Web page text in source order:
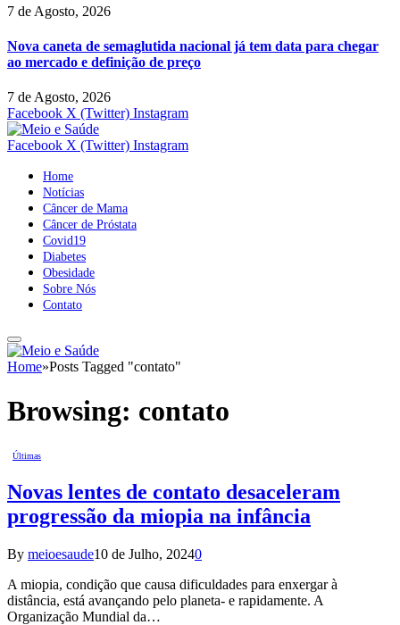
7 de Agosto, 2026
Nova caneta de semaglutida nacional já tem data para chegar
ao mercado e definição de preço
7 de Agosto, 2026
Facebook X (Twitter) Instagram
Facebook X (Twitter) Instagram
Home
Notícias
Câncer de Mama
Câncer de Próstata
Covid19
Diabetes
Obesidade
Sobre Nós
Contato
Home»Posts Tagged "contato"
Browsing: contato
Últimas
Novas lentes de contato desaceleram
progressão da miopia na infância
By meioesaude10 de Julho, 20240
A miopia, condição que causa dificuldades para enxergar à
distância, está avançando pelo planeta- e rapidamente. A
Organização Mundial da…